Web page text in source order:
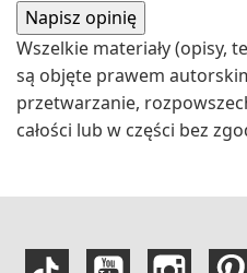
Wszelkie materiały (opisy,
są objęte prawem
przetwarzanie,
całości lub w części bez